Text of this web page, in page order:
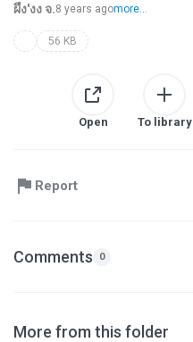
ผึ้ง'งง จ.8 years agomore...
56 KB
Open To library
Report
Comments 0
More from this folder